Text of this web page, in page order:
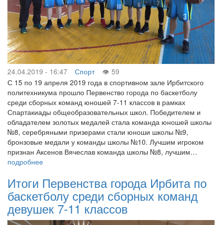
24.04.2019 - 16:47 Спорт
59
С 15 по 19 апреля 2019 года в спортивном зале Ирбитского
политехникума прошло Первенство города по баскетболу
среди сборных команд юношей 7-11 классов в рамках
Спартакиады общеобразовательных школ. Победителем и
обладателем золотых медалей стала команда юношей школы
№8, серебряными призерами стали юноши школы №9,
бронзовые медали у команды школы №10. Лучшим игроком
признан Аксенов Вячеслав команда школы №8, лучшим…
подробнее
Итоги Первенства города Ирбита по
баскетболу среди сборных команд
девушек 7-11 классов